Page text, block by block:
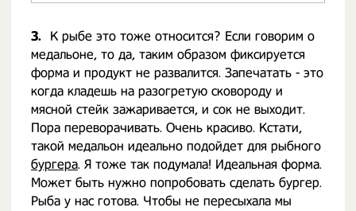
3.
К рыбе это тоже относится? Если говорим о
медальоне, то да, таким образом фиксируется
форма и продукт не развалится. Запечатать - это
когда кладешь на разогретую сковороду и
мясной стейк зажаривается, и сок не выходит.
Пора переворачивать. Очень красиво. Кстати,
такой медальон идеально подойдет для рыбного
бургера. Я тоже так подумала! Идеальная форма.
Может быть нужно попробовать сделать бургер.
Рыба у нас готова. Чтобы не пересыхала мы